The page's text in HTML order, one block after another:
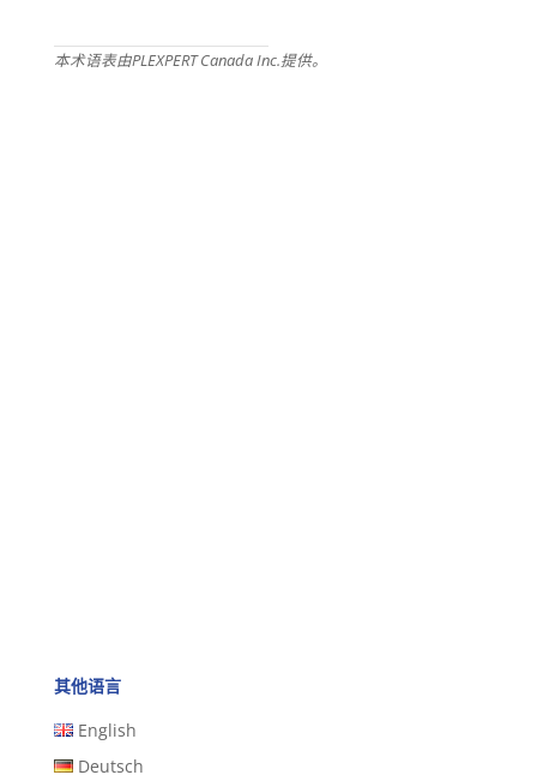
本术语表由PLEXPERT Canada Inc.提供。
其他语言
English
Deutsch